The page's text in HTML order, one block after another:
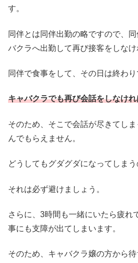
す。
同伴とは同伴出勤の略ですので、
バクラへ出勤して再び接客をしなけ
同伴で食事をして、その日は終わり
キャバクラでも再び会話をしなけ
そのため、そこで会話が尽きてし
んでもらえません。
どうしてもグダグダになってしまう
それは必ず避けましょう。
さらに、3時間も一緒にいたら疲れ
事にも支障が出てしまいます。
そのため、キャバクラ嬢の方から